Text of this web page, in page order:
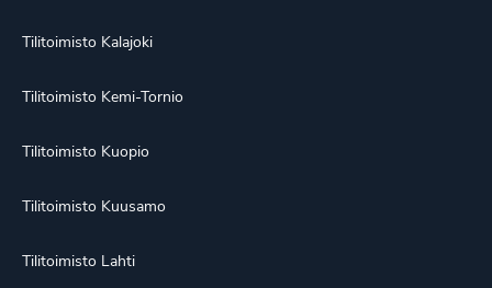
Tilitoimisto Kalajoki
Tilitoimisto Kemi-Tornio
Tilitoimisto Kuopio
Tilitoimisto Kuusamo
Tilitoimisto Lahti